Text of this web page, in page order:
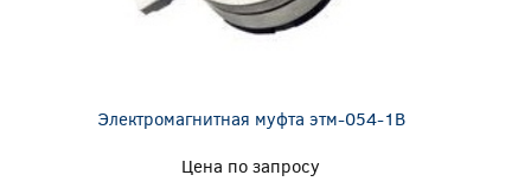
Электромагнитная муфта этм-054-1В
Цена по запросу